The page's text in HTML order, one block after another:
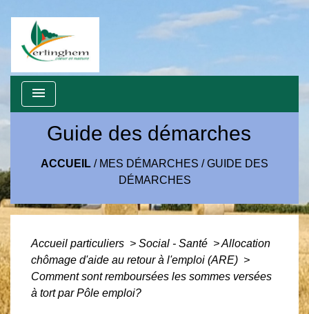
menu
Guide des démarches
ACCUEIL / MES DÉMARCHES /GUIDE DES
DÉMARCHES
Accueil particuliers > Social - Santé >Allocation
chômage d'aide au retour à l'emploi (ARE) >
Comment sont remboursées les sommes versées
à tort par Pôle emploi?